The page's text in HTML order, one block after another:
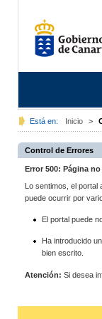
Está en: Inicio >
Control de Errores
Error 500: Página
Lo sentimos, el portal
puede ocurrir por
El portal puede
Ha introducido
bien escrito.
Atención: Si desea